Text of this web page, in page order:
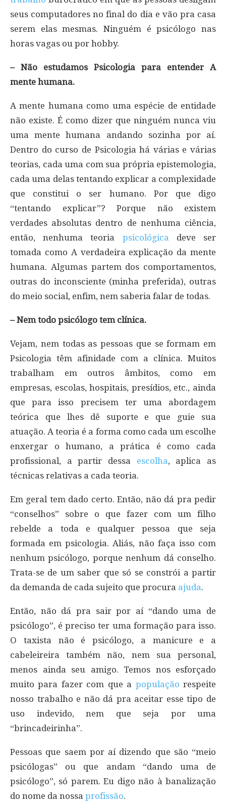
seus computadores no final do dia e vão pra casa
serem elas mesmas. Ninguém é psicólogo nas
horas vagas ou por hobby.
– Não estudamos Psicologia para entender A
mente humana.
A mente humana como uma espécie de entidade
não existe. É como dizer que ninguém nunca viu
uma mente humana andando sozinha por aí.
Dentro do curso de Psicologia há várias e várias
teorias, cada uma com sua própria epistemologia,
cada uma delas tentando explicar a complexidade
que constitui o ser humano. Por que digo
“tentando explicar”? Porque não existem
verdades absolutas dentro de nenhuma ciência,
então, nenhuma teoria psicológica deve ser
tomada como A verdadeira explicação da mente
humana. Algumas partem dos comportamentos,
outras do inconsciente (minha preferida), outras
do meio social, enfim, nem saberia falar de todas.
– Nem todo psicólogo tem clínica.
Vejam, nem todas as pessoas que se formam em
Psicologia têm afinidade com a clínica. Muitos
trabalham em outros âmbitos, como em
empresas, escolas, hospitais, presídios, etc., ainda
que para isso precisem ter uma abordagem
teórica que lhes dê suporte e que guie sua
atuação. A teoria é a forma como cada um escolhe
enxergar o humano, a prática é como cada
profissional, a partir dessa escolha, aplica as
técnicas relativas a cada teoria.
Em geral tem dado certo. Então, não dá pra pedir
“conselhos” sobre o que fazer com um filho
rebelde a toda e qualquer pessoa que seja
formada em psicologia. Aliás, não faça isso com
nenhum psicólogo, porque nenhum dá conselho.
Trata-se de um saber que só se constrói a partir
da demanda de cada sujeito que procura ajuda.
Então, não dá pra sair por aí “dando uma de
psicólogo”, é preciso ter uma formação para isso.
O taxista não é psicólogo, a manicure e a
cabeleireira também não, nem sua personal,
menos ainda seu amigo. Temos nos esforçado
muito para fazer com que a populaçãorespeite
nosso trabalho e não dá pra aceitar esse tipo de
uso indevido, nem que seja por uma
“brincadeirinha”.
Pessoas que saem por aí dizendo que são “meio
psicólogas” ou que andam “dando uma de
psicólogo”, só parem. Eu digo não à banalização
do nome da nossa profissão.